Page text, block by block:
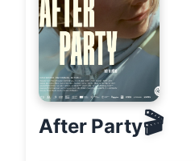
After Party🎬